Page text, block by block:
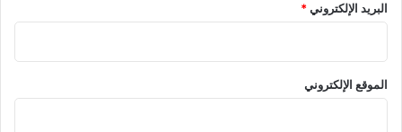
البريد الإلكتروني*
الموقع الإلكتروني